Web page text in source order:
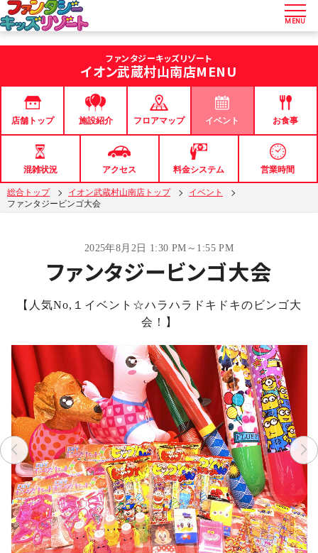
MENU
ファンタジーキッズリゾート
イオン武蔵村山南店MENU
店舗トップ 施設紹介 フロアマップ イベント お食事
混雑状況 アクセス 料金システム 営業時間
総合トップ イオン武蔵村山南店トップ
イベント
ファンタジービンゴ大会
2025年8月2日 1:30 PM～1:55 PM
ファンタジービンゴ大会
【人気No,１イベント☆ハラハラドキドキのビンゴ大
会！】